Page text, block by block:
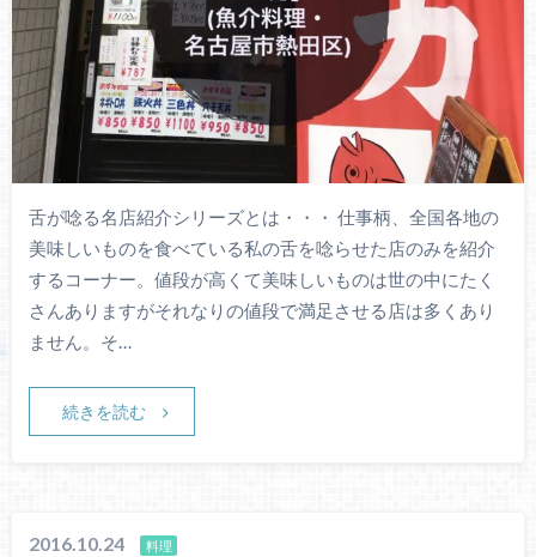
舌が唸る名店紹介シリーズとは・・・ 仕事柄、全国各地の
美味しいものを食べている私の舌を唸らせた店のみを紹介
するコーナー。値段が高くて美味しいものは世の中にたく
さんありますがそれなりの値段で満足させる店は多くあり
ません。そ…
続きを読む
2016.10.24 料理